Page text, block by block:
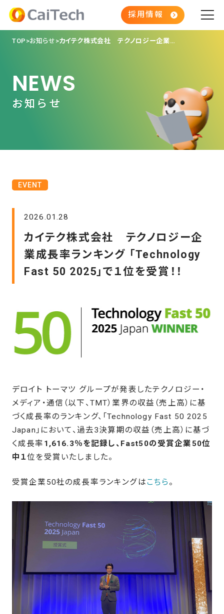
採用情報
TOP お知らせ カイテク株式会社 テクノロジー企業成長率ランキング 「Technology Fast 50 2025」で１位を受賞！！
NEWS
お知らせ
EVENT
2026.01.28
カイテク株式会社 テクノロジー企
業成長率ランキング 「Technology
Fast 50 2025」で１位を受賞！！
デロイト トーマツ グループが発表したテクノロジー・
メディア・通信（以下、TMT）業界の収益（売上高）に基
づく成長率のランキング、「Technology Fast 50 2025
Japan」において、過去3決算期の収益（売上高）に基づ
く成長率 1,616.3％を記録し、Fast50の受賞企業50位
中 １位を受賞いたしました。
受賞企業50社の成長率ランキングはこちら。